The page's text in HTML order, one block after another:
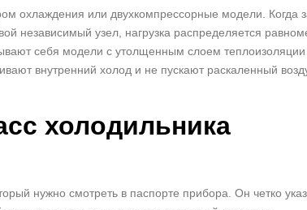
охлаждения или двухкомпрессорные модели. Когда
независимый узел, нагрузка распределяется
себя модели с утолщенным слоем теплоизоляции
внутренний холод и не пускают раскаленный
холодильника
нужно смотреть в паспорте прибора. Он четко